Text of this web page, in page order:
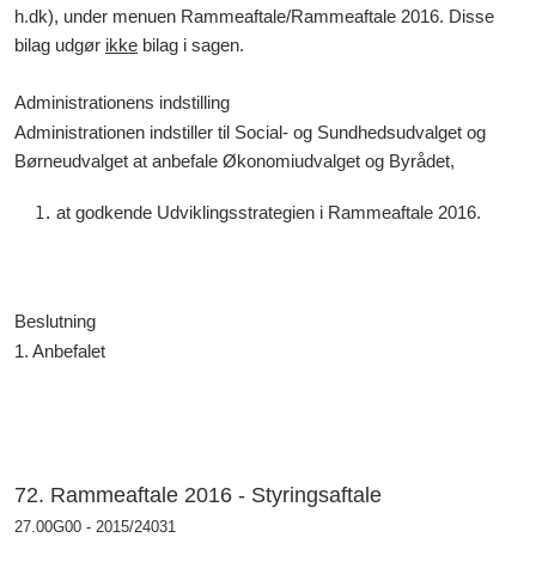
h.dk), under menuen Rammeaftale/Rammeaftale 2016. Disse
bilag udgør ikke bilag i sagen.
Administrationens indstilling
Administrationen indstiller til Social- og Sundhedsudvalget og
Børneudvalget at anbefale Økonomiudvalget og Byrådet,
at godkende Udviklingsstrategien i Rammeaftale 2016.
Beslutning
1. Anbefalet
72. Rammeaftale 2016 - Styringsaftale
27.00G00 - 2015/24031